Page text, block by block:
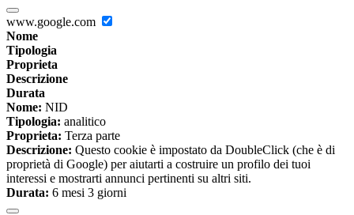
www.google.com
Nome
Tipologia
Proprieta
Descrizione
Durata
Nome: NID
Tipologia: analitico
Proprieta: Terza parte
Descrizione: Questo cookie è impostato da DoubleClick (che è di
proprietà di Google) per aiutarti a costruire un profilo dei tuoi
interessi e mostrarti annunci pertinenti su altri siti.
Durata: 6 mesi 3 giorni